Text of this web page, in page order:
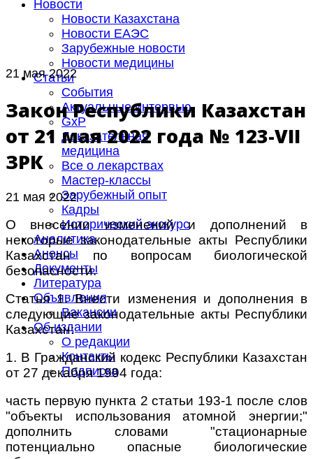
Новости
Новости Казахстана
Новости ЕАЭС
Зарубежные новости
Новости медицины
Статьи
События
Актуальные интервью
GxP
Доказательная
медицина
Все о лекарствах
Мастер-классы
Зарубежный опыт
Кадры
Исторический экскурс
Аналитика
Анонсы
Документы
Литература
Объявления
Вакансии
Об издании
О редакции
Контакты
Подписка
21 мая 2022
Закон Республики Казахстан
от 21 мая 2022 года № 123-VII
ЗРК
21 мая 2022
О внесении изменений и дополнений в
некоторые законодательные акты Республики
Казахстан по вопросам биологической
безопасности.
Статья 1. Внести изменения и дополнения в
следующие законодательные акты Республики
Казахстан:
1. В Гражданский кодекс Республики Казахстан
от 27 декабря 1994 года:
часть первую пункта 2 статьи 193-1 после слов
"объекты использования атомной энергии;"
дополнить словами "стационарные
потенциально опасные биологические